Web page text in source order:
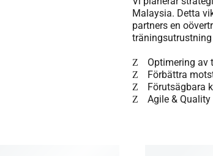
Malaysia. Detta
partners en
Optimering av
Förbättra
Förutsägbara
Agile &